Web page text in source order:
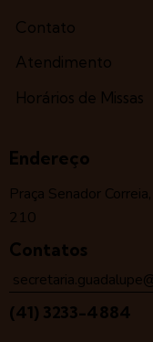
Contato
Atendimento
Horários de Missas
Endereço
Praça Senador
210
Contatos
(41) 3233-4884